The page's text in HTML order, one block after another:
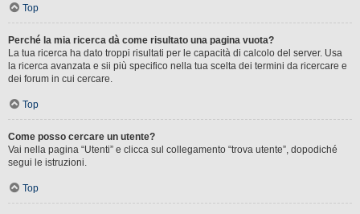
Top
Perché la mia ricerca dà come risultato una pagina vuota?
La tua ricerca ha dato troppi risultati per le capacità di calcolo del server. Usa
la ricerca avanzata e sii più specifico nella tua scelta dei termini da ricercare e
dei forum in cui cercare.
Top
Come posso cercare un utente?
Vai nella pagina “Utenti” e clicca sul collegamento “trova utente”, dopodiché
segui le istruzioni.
Top